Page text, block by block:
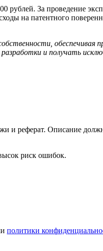
рублей. За проведение
на патентного
обеспечивая
и получать
и реферат. Описание
риск ошибок.
политики